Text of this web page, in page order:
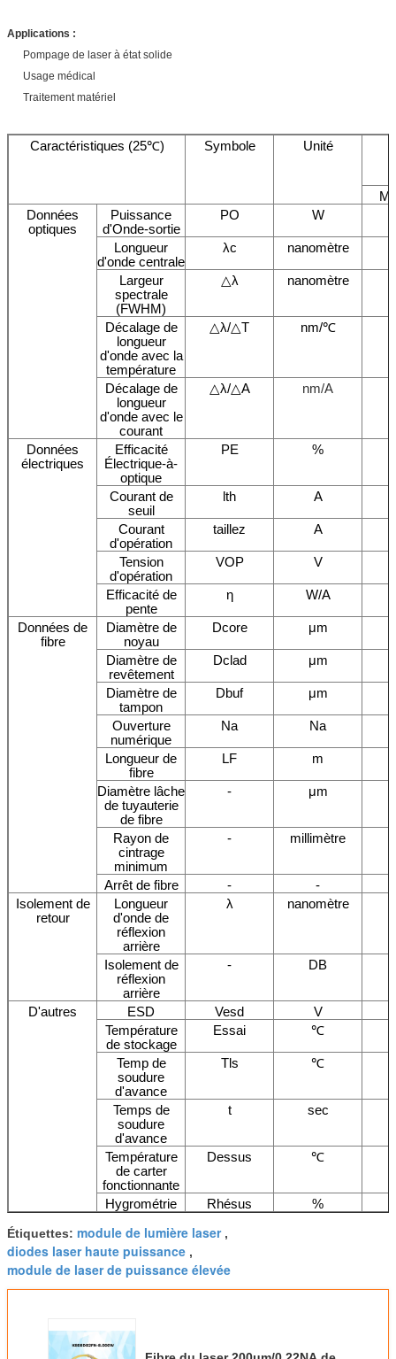
Applications :
Pompage de laser à état solide
Usage médical
Traitement matériel
Caractéristiques (25℃) Symbole Unité
Données
optiques
Puissance
d'Onde-sortie
PO W
Longueur
d'onde centrale
λc nanomètre
Largeur
spectrale
(FWHM)
△λ nanomètre
Décalage de
longueur
d'onde avec la
température
△λ/△T nm/℃
Décalage de
longueur
d'onde avec le
courant
△λ/△A nm/A
Données
électriques
Efficacité
Électrique-à-
optique
PE %
Courant de
seuil
lth A
Courant
d'opération
taillez A
Tension
d'opération
VOP V
Efficacité de
pente
η W/A
Données de
fibre
Diamètre de
noyau
Dcore μm
Diamètre de
revêtement
Dclad μm
Diamètre de
tampon
Dbuf μm
Ouverture
numérique
Na Na
Longueur de
fibre
LF m
Diamètre lâche
de tuyauterie
de fibre
- μm
Rayon de
cintrage
minimum
- millimètre
Arrêt de fibre -
-
Isolement de
retour
Longueur
d'onde de
réflexion
arrière
λ nanomètre
Isolement de
réflexion
arrière
- DB
D'autres ESD Vesd
V
Température
de stockage
Essai ℃
Temp de
soudure
d'avance
Tls ℃
Temps de
soudure
d'avance
t sec
Température
de carter
fonctionnante
Dessus ℃
Hygrométrie Rhésus %
Étiquettes: module de lumière laser,
diodes laser haute puissance ,
module de laser de puissance élevée